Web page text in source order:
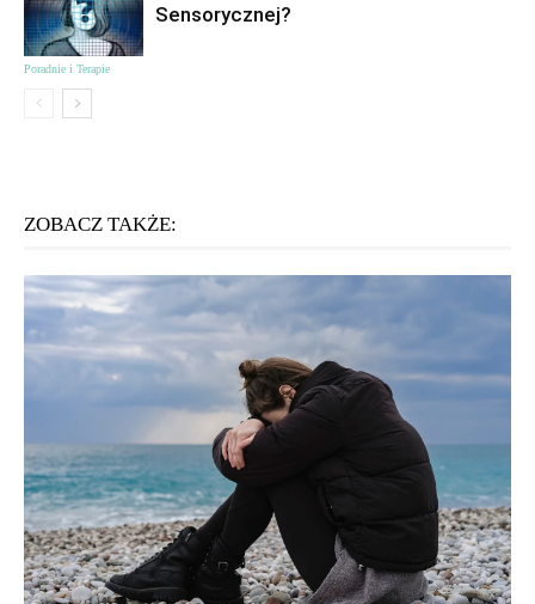
Poradnie i Terapie
Sensorycznej?
ZOBACZ TAKŻE: